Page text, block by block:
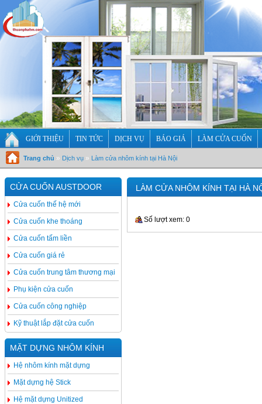
GIỚI THIỆU TIN TỨC DỊCH VỤ BÁO GIÁ LÀM CỬA CUỐN
Trang chủ » Dịch vụ » Làm cửa nhôm kính tại Hà Nội
CỬA CUỐN AUSTDOOR
Cửa cuốn thế hệ mới
Cửa cuốn khe thoáng
Cửa cuốn tấm liền
Cửa cuốn giá rẻ
Cửa cuốn trung tâm thương mại
Phụ kiện cửa cuốn
Cửa cuốn công nghiệp
Kỹ thuật lắp đặt cửa cuốn
MẶT DỰNG NHÔM KÍNH
Hệ nhôm kính mặt dựng
Mặt dựng hệ Stick
Hệ mặt dựng Unitized
LÀM CỬA NHÔM KÍNH TẠI HÀ
Số lượt xem: 0